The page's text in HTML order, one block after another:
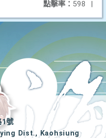
點擊率： 598 |
1號
Dist., Kaohsiung